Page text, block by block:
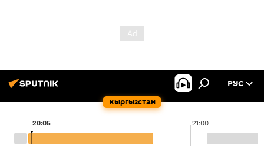
Кыргызстан
РУС
21:00
20:05